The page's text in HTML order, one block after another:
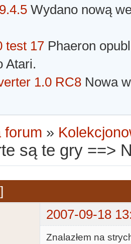
Wydano nową
test 17 Phaeron
Atari.
1.0 RC8 Nowa
forum »
są te gry ==>
2007-09-18
Znalazłem na